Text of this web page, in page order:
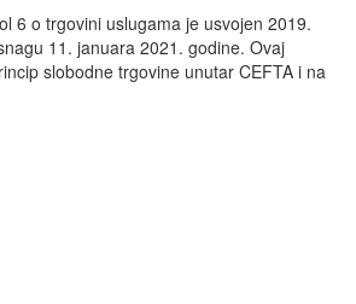
6 o trgovini uslugama je usvojen 2019.
11. januara 2021. godine. Ovaj
slobodne trgovine unutar CEFTA i na